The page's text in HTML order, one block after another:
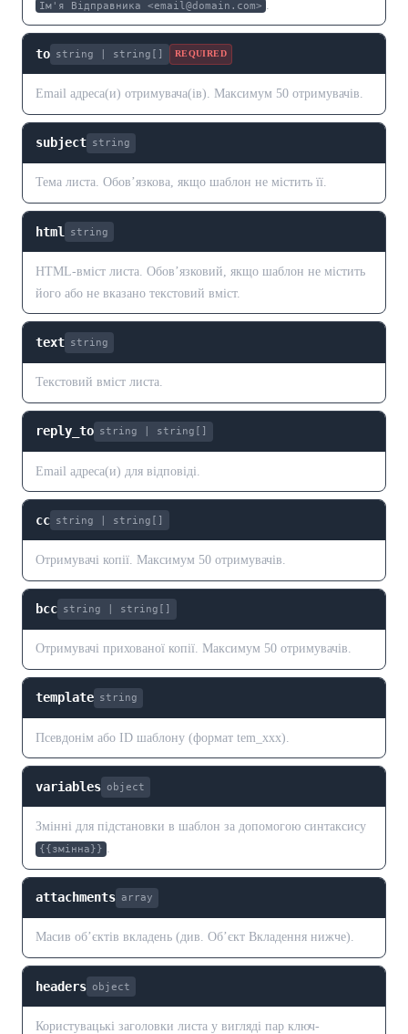
Ім'я Відправника <email@domain.com> .
to string | string[] REQUIRED
Email адреса(и) отримувача(ів). Максимум 50 отримувачів.
subject string
Тема листа. Обов’язкова, якщо шаблон не містить її.
html string
HTML-вміст листа. Обов’язковий, якщо шаблон не містить
його або не вказано текстовий вміст.
text string
Текстовий вміст листа.
reply_to string | string[]
Email адреса(и) для відповіді.
cc string | string[]
Отримувачі копії. Максимум 50 отримувачів.
bcc string | string[]
Отримувачі прихованої копії. Максимум 50 отримувачів.
template string
Псевдонім або ID шаблону (формат tem_xxx).
variables object
Змінні для підстановки в шаблон за допомогою синтаксису
{{змінна}} .
attachments array
Масив об’єктів вкладень (див. Об’єкт Вкладення нижче).
headers object
Користувацькі заголовки листа у вигляді пар ключ-